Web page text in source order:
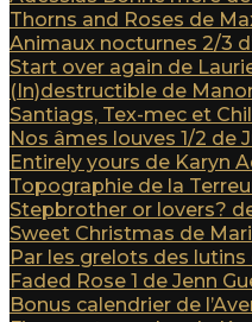
Thorns and Roses de
Animaux nocturnes 2/3
Start over again de
(In)destructible de
Santiags, Tex-mec et
Nos âmes louves 1/2 de
Entirely yours de Karyn
Topographie de la
Stepbrother or lovers?
Sweet Christmas de
Par les grelots des
Faded Rose 1 de Jenn
Bonus calendrier de